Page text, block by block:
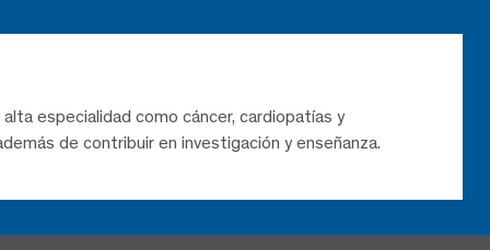
especialidad como cáncer, cardiopatías y
de contribuir en investigación y enseñanza.